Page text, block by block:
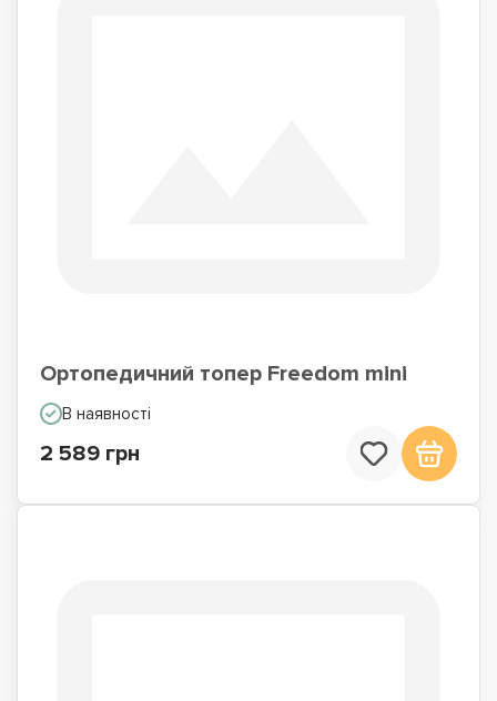
Ортопедичний топер Freedom mini
В наявності
2 589 грн